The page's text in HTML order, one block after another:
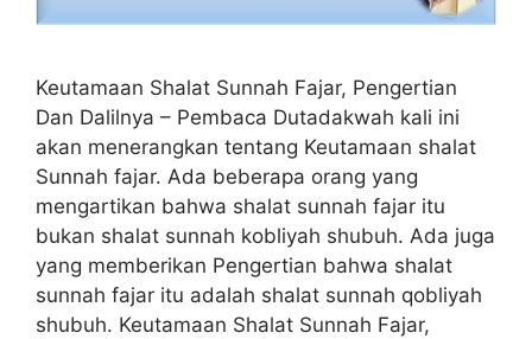
Keutamaan Shalat Sunnah Fajar, Pengertian
Dan Dalilnya – Pembaca Dutadakwah kali ini
akan menerangkan tentang Keutamaan shalat
Sunnah fajar. Ada beberapa orang yang
mengartikan bahwa shalat sunnah fajar itu
bukan shalat sunnah kobliyah shubuh. Ada juga
yang memberikan Pengertian bahwa shalat
sunnah fajar itu adalah shalat sunnah qobliyah
shubuh. Keutamaan Shalat Sunnah Fajar,